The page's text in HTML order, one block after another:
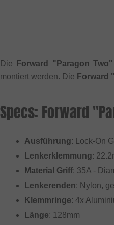
Die Forward "Paragon
montiert werden. Die Forward
Specs: Forward
Ausführung: Lock-On
Lenkerklemmung:
Material Griff: 35A -
Lenkerenden: Nylon,
Klemmringe: 4x
Länge: 128mm